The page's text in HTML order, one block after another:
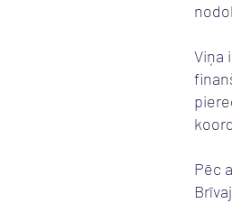
Viņa
Pēc